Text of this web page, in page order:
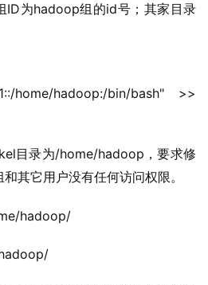
ID为hadoop组的id号；其家目录
home/hadoop:/bin/bash" >>
目录为/home/hadoop ，要求修
和其它用户没有任何访问权限。
hadoop/